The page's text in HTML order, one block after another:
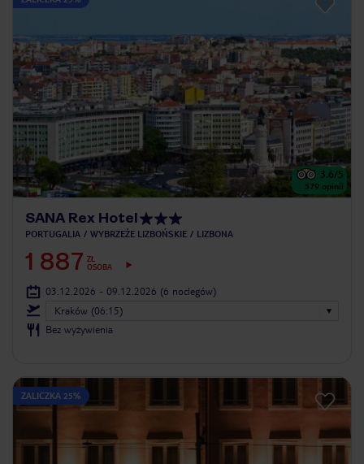
3.6/5
579 opinii
SANA Rex Hotel
PORTUGALIA WYBRZEŻE LIZBOŃSKIE LIZBONA
1 887 ZŁ
OSOBA
03.12.2026 - 09.12.2026 (6 noclegów)
Kraków (06:15)
Bez wyżywienia
ZALICZKA 25%